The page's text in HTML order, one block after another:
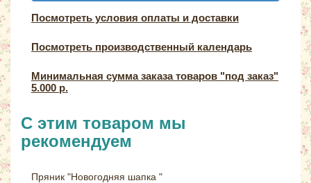
Посмотреть условия оплаты и доставки
Посмотреть производственный календарь
Минимальная сумма заказа товаров "под заказ"
5.000 р.
С этим товаром мы
рекомендуем
Пряник "Новогодняя шапка "